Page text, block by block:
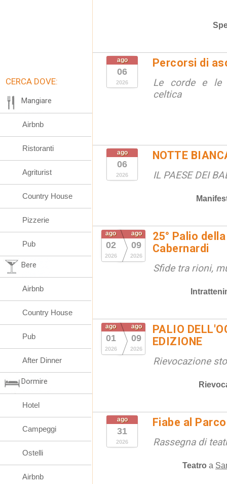
ago
06
2026
Percorsi di
Le corde e le
celtica
ago
06
2026
NOTTE
IL PAESE DEI
ago
02
2026
ago
09
2026
25° Palio
Cabernardi
Sfide tra rioni,
ago
01
2026
ago
09
2026
PALIO
EDIZIONE
Rievocazione
ago
31
2026
Fiabe al
Rassegna di
Teatro a
CERCA DOVE:
Mangiare
Airbnb
Ristoranti
Agriturist
Country House
Pizzerie
Pub
Bere
Airbnb
Country House
Pub
After Dinner
Dormire
Hotel
Campeggi
Ostelli
Airbnb